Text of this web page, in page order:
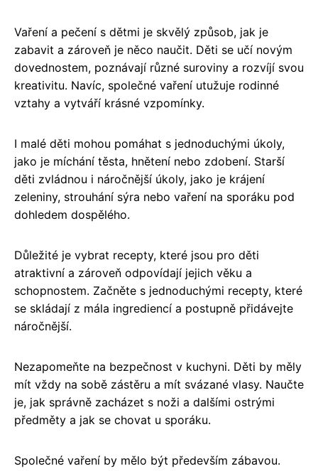
Vaření a pečení s dětmi je skvělý způsob, jak je
zabavit a zároveň je něco naučit. Děti se učí novým
dovednostem, poznávají různé suroviny a rozvíjí svou
kreativitu. Navíc, společné vaření utužuje rodinné
vztahy a vytváří krásné vzpomínky.
I malé děti mohou pomáhat s jednoduchými úkoly,
jako je míchání těsta, hnětení nebo zdobení. Starší
děti zvládnou i náročnější úkoly, jako je krájení
zeleniny, strouhání sýra nebo vaření na sporáku pod
dohledem dospělého.
Důležité je vybrat recepty, které jsou pro děti
atraktivní a zároveň odpovídají jejich věku a
schopnostem. Začněte s jednoduchými recepty, které
se skládají z mála ingrediencí a postupně přidávejte
náročnější.
Nezapomeňte na bezpečnost v kuchyni. Děti by měly
mít vždy na sobě zástěru a mít svázané vlasy. Naučte
je, jak správně zacházet s noži a dalšími ostrými
předměty a jak se chovat u sporáku.
Společné vaření by mělo být především zábavou.